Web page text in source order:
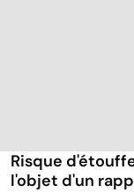
Risque
l'objet d'un